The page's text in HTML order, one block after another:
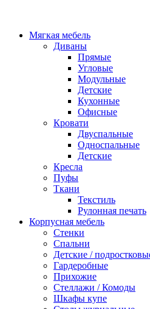
Мягкая мебель
Диваны
Прямые
Угловые
Модульные
Детские
Кухонные
Офисные
Кровати
Двуспальные
Односпальные
Детские
Кресла
Пуфы
Ткани
Текстиль
Рулонная печать
Корпусная мебель
Стенки
Спальни
Детские /
Гардеробные
Прихожие
Стеллажи / Комоды
Шкафы купе